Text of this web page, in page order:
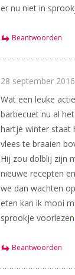
er nu niet in
Beantwoorden
28 september
Wat een leuke
barbecuet nu al
hartje winter staat
vlees te braaien
Hij zou dolblij zijn
nieuwe recepten
we dan wachten
eten kan ik mooi
sprookje voorlezen
Beantwoorden